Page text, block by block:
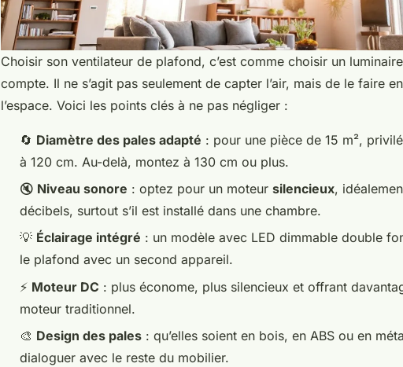
Choisir son ventilateur de plafond, c’est comme choisir un
compte. Il ne s’agit pas seulement de capter l’air, mais de le faire
l’espace. Voici les points clés à ne pas négliger :
🔄 Diamètre des pales adapté : pour une pièce de 15 m²,
à 120 cm. Au-delà, montez à 130 cm ou plus.
🔇 Niveau sonore : optez pour un moteur silencieux,
décibels, surtout s’il est installé dans une chambre.
💡 Éclairage intégré : un modèle avec LED dimmable double
le plafond avec un second appareil.
⚡ Moteur DC : plus économe, plus silencieux et offrant
moteur traditionnel.
🎨 Design des pales : qu’elles soient en bois, en ABS ou en
dialoguer avec le reste du mobilier.